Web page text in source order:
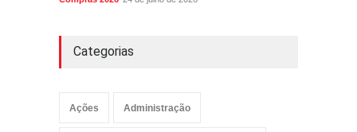
Categorias
Ações Administração